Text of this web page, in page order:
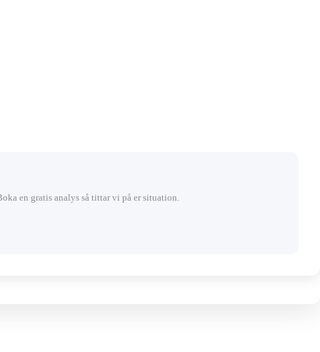
en gratis analys så tittar vi på er situation.